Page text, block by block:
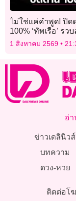
ไม่ใช่แค่คำพูด! ปิด
100% ‘ทัพเรือ’ รว
หนีเข้าเมือง 19 ราย
1 สิงหาคม 2569
อ่า
ข่าวเดลินิวส์
บทความ
ดวง-หวย
ติดต่อโ